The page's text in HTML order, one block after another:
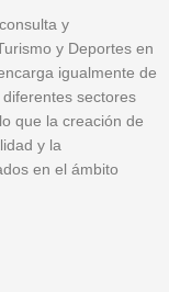
y
y Deportes en
igualmente de
sectores
que la creación de
y la
en el ámbito